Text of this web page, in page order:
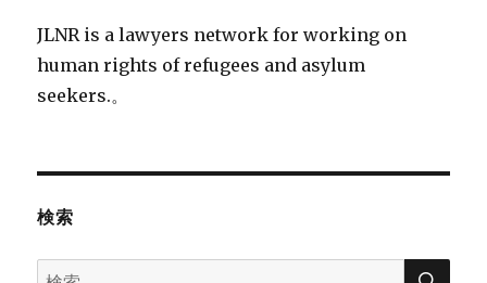
JLNR is a lawyers network for working on
human rights of refugees and asylum
seekers.。
検索
検
検